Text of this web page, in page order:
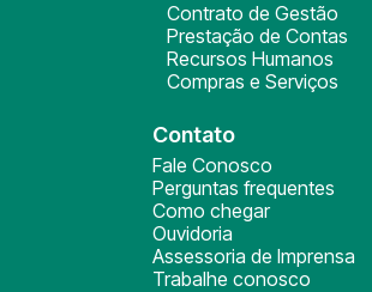
Contrato de Gestão
Prestação de Contas
Recursos Humanos
Compras e Serviços
Contato
Fale Conosco
Perguntas frequentes
Como chegar
Ouvidoria
Assessoria de Imprensa
Trabalhe conosco